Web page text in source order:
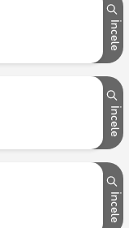
İncele
İncele
İncele